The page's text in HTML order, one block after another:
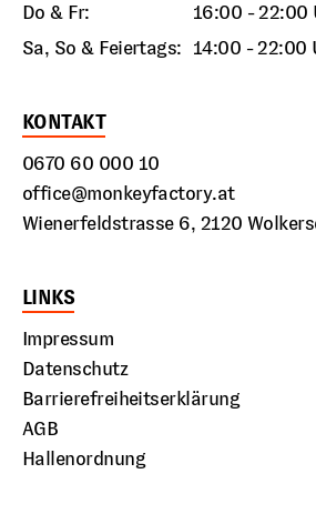
Do & Fr:
16:00 - 22:00
Sa, So & Feiertags: 14:00 - 22:00
KONTAKT
0670 60 000 10
office@monkeyfactory.at
Wienerfeldstrasse 6, 2120
LINKS
Impressum
Datenschutz
Barrierefreiheitserklärung
AGB
Hallenordnung